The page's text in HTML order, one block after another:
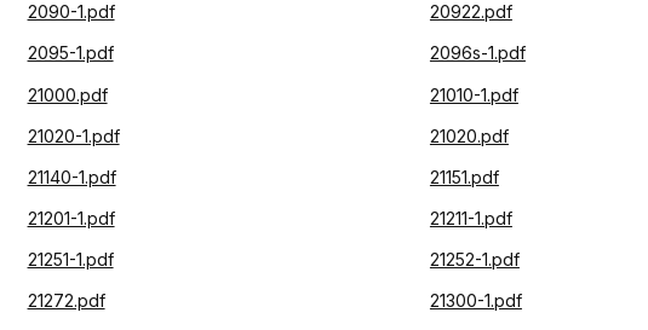
2090-1.pdf 20922.pdf
2095-1.pdf 2096s-1.pdf
21000.pdf 21010-1.pdf
21020-1.pdf 21020.pdf
21140-1.pdf 21151.pdf
21201-1.pdf 21211-1.pdf
21251-1.pdf 21252-1.pdf
21272.pdf 21300-1.pdf